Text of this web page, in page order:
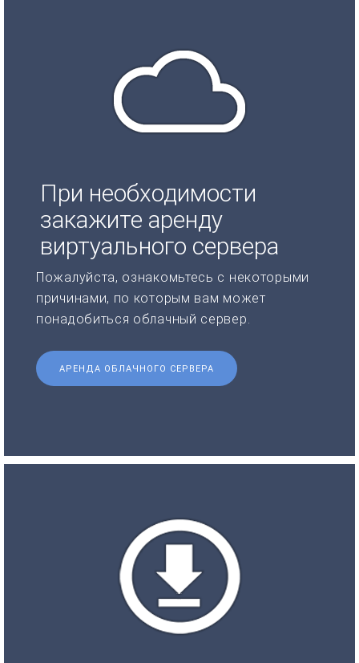
При необходимости
закажите аренду
виртуального сервера
Пожалуйста, ознакомьтесь с некоторыми
причинами, по которым вам может
понадобиться облачный сервер.
АРЕНДА ОБЛАЧНОГО СЕРВЕРА